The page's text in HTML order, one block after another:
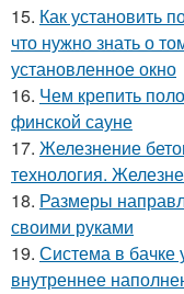
15. Как установить
что нужно знать о
установленное окно
16. Чем крепить
финской сауне
17. Железнение
технология.
18. Размеры
своими руками
19. Система в бачке
внутреннее